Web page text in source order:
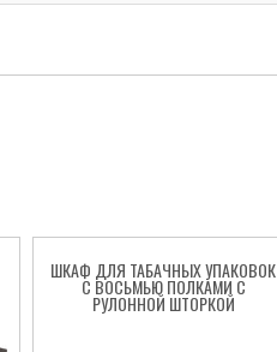
ШКАФ ДЛЯ ТАБАЧНЫХ УПАКОВОК
С ВОСЬМЬЮ ПОЛКАМИ С
РУЛОННОЙ ШТОРКОЙ